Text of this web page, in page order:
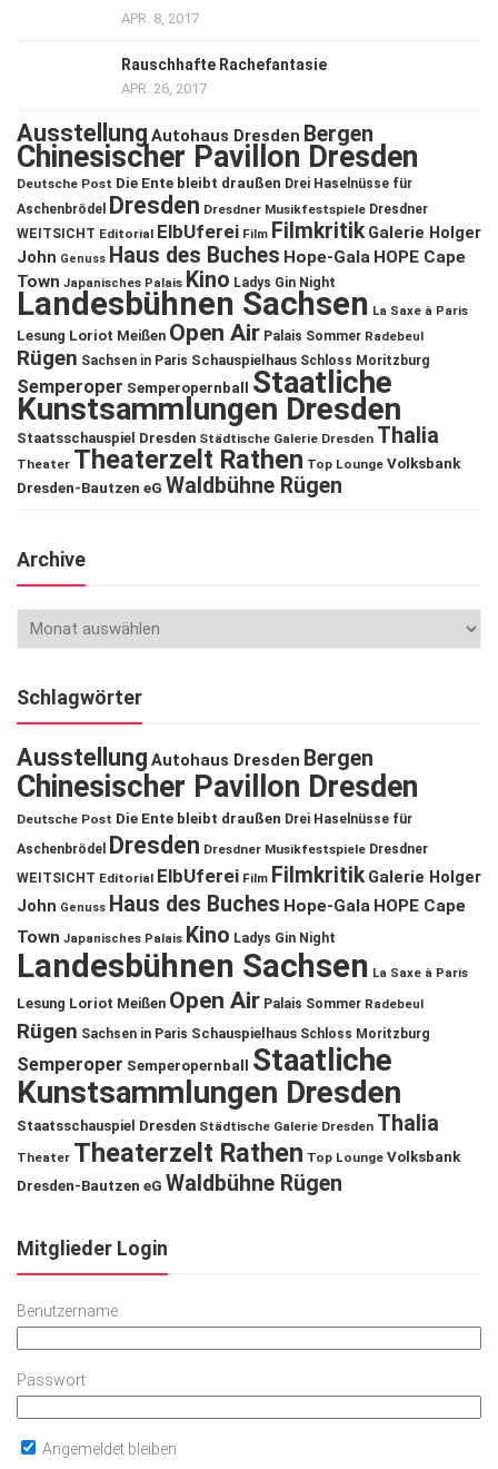
APR. 8, 2017
Rauschhafte Rachefantasie
APR. 26, 2017
Ausstellung Autohaus Dresden Bergen
Chinesischer Pavillon Dresden
Deutsche Post Die Ente bleibt draußen Drei Haselnüsse für
Aschenbrödel
Dresden Dresdner Musikfestspiele Dresdner
WEITSICHT Editorial ElbUferei Film Filmkritik Galerie Holger
John Genuss Haus des Buches Hope-Gala HOPE Cape
Town Japanisches Palais Kino Ladys Gin Night
Landesbühnen Sachsen La Saxe à Paris
Lesung Loriot Meißen Open Air Palais Sommer Radebeul
Rügen Sachsen in Paris Schauspielhaus Schloss Moritzburg
Semperoper Semperopernball Staatliche
Kunstsammlungen Dresden
Staatsschauspiel Dresden Städtische Galerie Dresden Thalia
Theater Theaterzelt Rathen Top Lounge Volksbank
Dresden-Bautzen eG Waldbühne Rügen
Archive
Schlagwörter
Ausstellung Autohaus Dresden Bergen
Chinesischer Pavillon Dresden
Deutsche Post Die Ente bleibt draußen Drei Haselnüsse für
Aschenbrödel
Dresden Dresdner Musikfestspiele Dresdner
WEITSICHT Editorial ElbUferei Film Filmkritik Galerie Holger
John Genuss Haus des Buches Hope-Gala HOPE Cape
Town Japanisches Palais Kino Ladys Gin Night
Landesbühnen Sachsen La Saxe à Paris
Lesung Loriot Meißen Open Air Palais Sommer Radebeul
Rügen Sachsen in Paris Schauspielhaus Schloss Moritzburg
Semperoper Semperopernball
Staatliche
Kunstsammlungen Dresden
Staatsschauspiel Dresden Städtische Galerie Dresden Thalia
Theater Theaterzelt Rathen Top Lounge Volksbank
Dresden-Bautzen eG Waldbühne Rügen
Mitglieder Login
Benutzername
Passwort
Angemeldet bleiben